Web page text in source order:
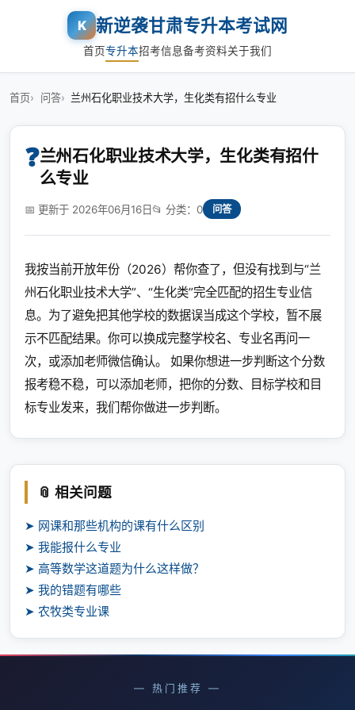
K 新逆袭甘肃专升本考试网
首页专升本招考信息备考资料关于我们
首页 问答 兰州石化职业技术大学，生化类有招什么专业
❓兰州石化职业技术大学，生化类有招什
么专业
📅 更新于 2026年06月16日📂 分类：0 问答
我按当前开放年份（2026）帮你查了，但没有找到与“兰
州石化职业技术大学”、“生化类”完全匹配的招生专业信
息。为了避免把其他学校的数据误当成这个学校，暂不展
示不匹配结果。你可以换成完整学校名、专业名再问一
次，或添加老师微信确认。 如果你想进一步判断这个分数
报考稳不稳，可以添加老师，把你的分数、目标学校和目
标专业发来，我们帮你做进一步判断。
📎 相关问题
➤ 网课和那些机构的课有什么区别
➤ 我能报什么专业
➤ 高等数学这道题为什么这样做？
➤ 我的错题有哪些
➤ 农牧类专业课
— 热门推荐 —